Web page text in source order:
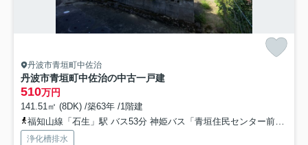
丹波市青垣町中佐治
丹波市青垣町中佐治の中古一戸建
510万円
141.51㎡ (8DK) /築63年 /1階建
福知山線「石生」駅 バス53分 神姫バス「青垣住民センター前」 停歩29分車25分 16.4km
浄化槽排水